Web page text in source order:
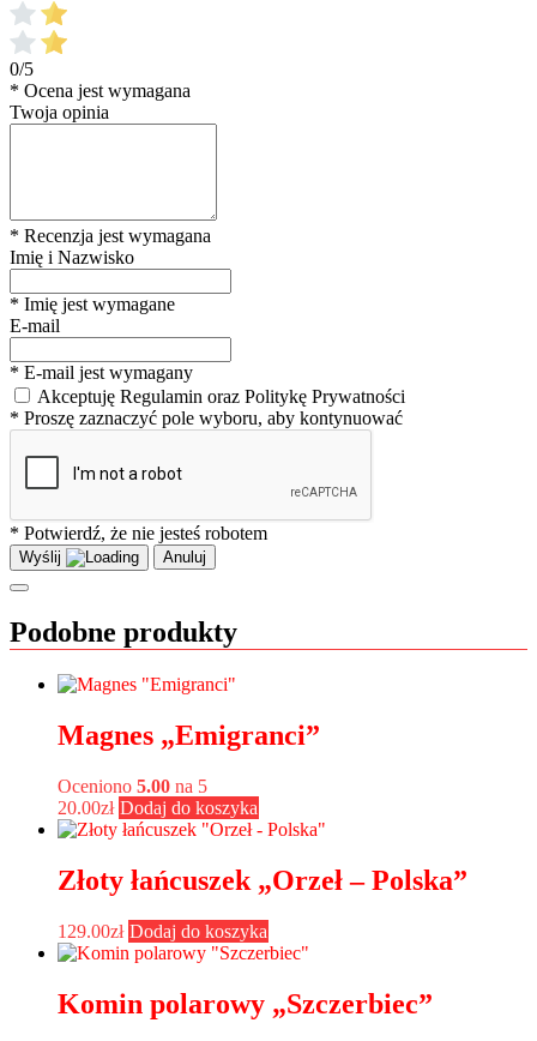
0/5
* Ocena jest wymagana
Twoja opinia
* Recenzja jest wymagana
Imię i Nazwisko
* Imię jest wymagane
E-mail
* E-mail jest wymagany
Akceptuję Regulamin oraz Politykę Prywatności
* Proszę zaznaczyć pole wyboru, aby kontynuować
* Potwierdź, że nie jesteś robotem
Wyślij Anuluj
Podobne produkty
Magnes „Emigranci”
Oceniono 5.00 na 5
20.00zł Dodaj do koszyka
Złoty łańcuszek „Orzeł – Polska”
129.00zł Dodaj do koszyka
Komin polarowy „Szczerbiec”